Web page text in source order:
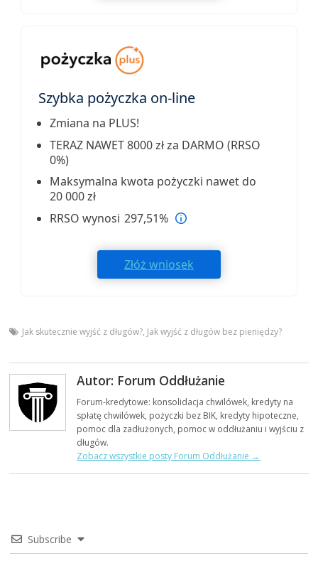
Szybka pożyczka on-line
Zmiana na PLUS!
TERAZ NAWET 8000 zł za DARMO (RRSO
0%)
Maksymalna kwota pożyczki nawet do
20 000 zł
RRSO wynosi 297,51%
Złóż wniosek
Jak skutecznie wyjść z długów?, Jak wyjść z długów bez pieniędzy?
Autor: Forum Oddłużanie
Forum-kredytowe: konsolidacja chwilówek, kredyty na
spłatę chwilówek, pożyczki bez BIK, kredyty hipoteczne,
pomoc dla zadłużonych, pomoc w oddłużaniu i wyjściu z
długów.
Zobacz wszystkie posty Forum Oddłużanie →
Subscribe